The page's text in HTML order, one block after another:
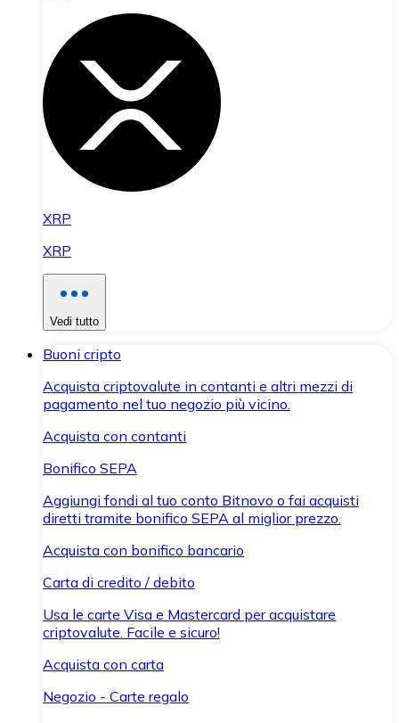
XRP
XRP
Vedi tutto
Buoni cripto
Acquista criptovalute in contanti e altri mezzi di
pagamento nel tuo negozio più vicino.
Acquista con contanti
Bonifico SEPA
Aggiungi fondi al tuo conto Bitnovo o fai acquisti
diretti tramite bonifico SEPA al miglior prezzo.
Acquista con bonifico bancario
Carta di credito / debito
Usa le carte Visa e Mastercard per acquistare
criptovalute. Facile e sicuro!
Acquista con carta
Negozio - Carte regalo